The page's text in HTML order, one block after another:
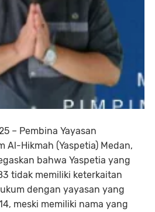
– Pembina Yayasan
Al-Hikmah (Yaspetia) Medan,
bahwa Yaspetia yang
tidak memiliki keterkaitan
dengan yayasan yang
meski memiliki nama yang